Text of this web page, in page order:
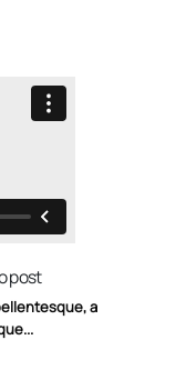
post
a